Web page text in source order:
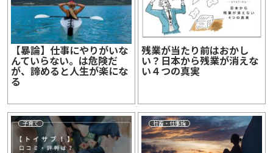
【暴論】仕事にやりがいな
んていらない。は危険だ
が、諦めると人生が楽にな
る
残業が当たり前はおかし
い？日本から残業が消えな
い４つの真実
子育て 社畜・仕事論